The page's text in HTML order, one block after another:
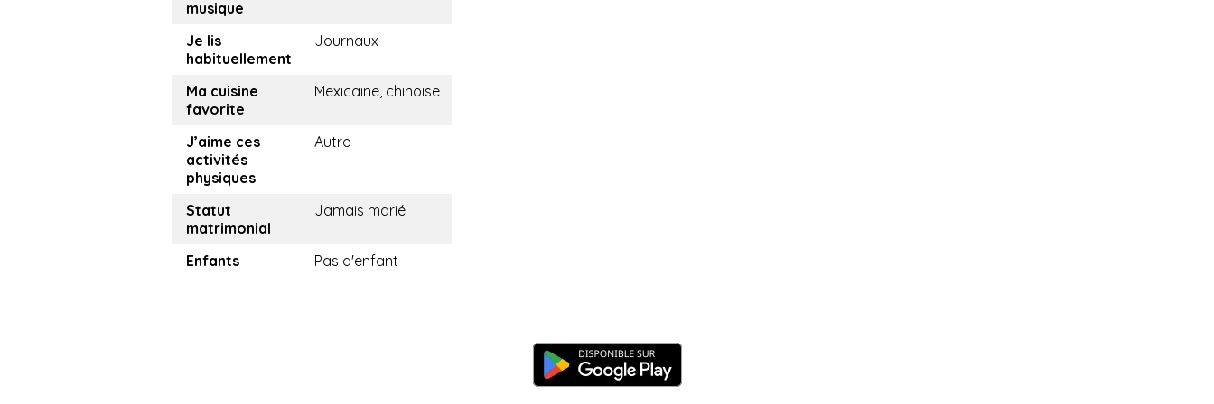
musique
Je lis
habituellement
Journaux
Ma cuisine
favorite
Mexicaine, chinoise
J’aime ces
activités
physiques
Autre
Statut
matrimonial
Jamais marié
Enfants Pas d'enfant